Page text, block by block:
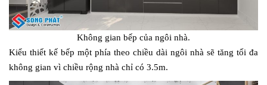
Không gian bếp của ngôi nhà.
Kiểu thiết kế bếp một phía theo chiều dài ngôi nhà sẽ tăng tối đa
không gian vì chiều rộng nhà chỉ có 3.5m.